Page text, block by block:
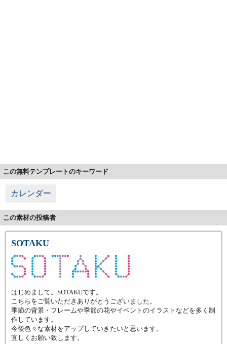
この無料テンプレートのキーワード
カレンダー
この素材の投稿者
SOTAKU
はじめまして。SOTAKUです。
こちらをご覧いただきありがとうございました。
季節の背景・フレームや季節の花やイベントのイラストなどを多く制
作しています。
今後色々な素材をアップしていきたいと思います。
宜しくお願い致します。